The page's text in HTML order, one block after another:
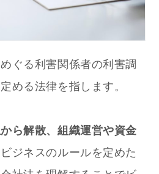
ぐる利害関係者の利害調
める法律を指します。
ら解散、組織運営や資金
ジネスのルールを定めた